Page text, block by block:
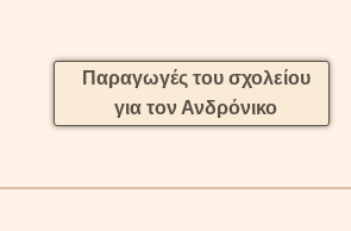
Παραγωγές του σχολείου
για τον Ανδρόνικο